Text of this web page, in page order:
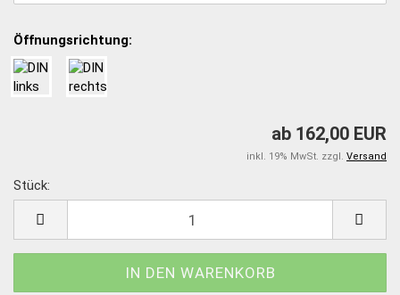
Öffnungsrichtung:
ab 162,00 EUR
inkl. 19% MwSt. zzgl. Versand
Stück: